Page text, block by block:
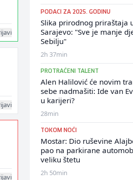
PODACI ZA 2025. GODINU
Slika prirodnog priraštaja
Sarajevo: "Sve je manje
Sebilju"
2h 37min
PROTRAĆENI TALENT
Alen Halilović će novim
sebe nadmašiti: Ide van
u karijeri?
28min
TOKOM NOĆI
Mostar: Dio ruševine
pao na parkirane
veliku štetu
2h 50min